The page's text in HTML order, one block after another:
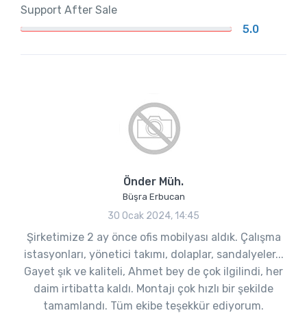
Support After Sale
5.0
Önder Müh.
Büşra Erbucan
30 Ocak 2024, 14:45
Şirketimize 2 ay önce ofis mobilyası aldık. Çalışma
istasyonları, yönetici takımı, dolaplar, sandalyeler...
Gayet şık ve kaliteli, Ahmet bey de çok ilgilindi, her
daim irtibatta kaldı. Montajı çok hızlı bir şekilde
tamamlandı. Tüm ekibe teşekkür ediyorum.